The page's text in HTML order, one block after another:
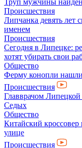
Труп мужчины
Происшествия
Липчанка девять лет
именем
Происшествия
Сегодня в Липецке:
хотят убирать свои
Общество
Ферму конопли
Происшествия
Главврачом
Седых
Общество
Китайский кроссовер
улице
Происшествия